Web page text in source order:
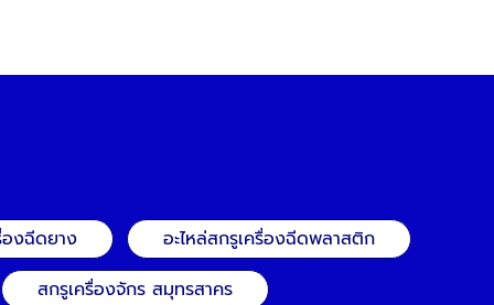
องฉีดยาง
อะไหล่สกรูเครื่องฉีดพลาสติก
สกรูเครื่องจักร สมุทรสาคร